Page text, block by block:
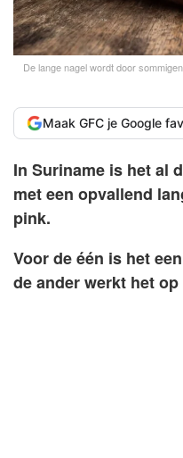
De lange nagel wordt door
Maak GFC je Google
In Suriname is het al
met een opvallend
pink.
Voor de één is het
de ander werkt het op